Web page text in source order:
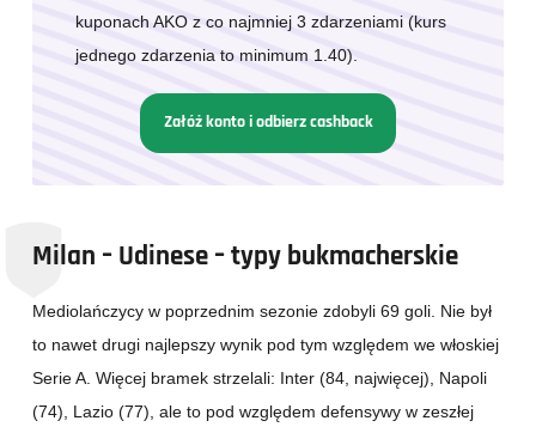
kuponach AKO z co najmniej 3 zdarzeniami (kurs
jednego zdarzenia to minimum 1.40).
Załóż konto i odbierz cashback
Milan – Udinese – typy bukmacherskie
Mediolańczycy w poprzednim sezonie zdobyli 69 goli. Nie był
to nawet drugi najlepszy wynik pod tym względem we włoskiej
Serie A. Więcej bramek strzelali: Inter (84, najwięcej), Napoli
(74), Lazio (77), ale to pod względem defensywy w zeszłej